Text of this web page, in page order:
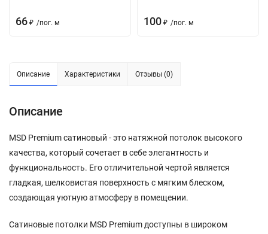
66 ₽ /пог. м 100 ₽ /пог. м
Описание Характеристики Отзывы (0)
Описание
MSD Premiumсатиновый - это натяжной потолок высокого
качества, который сочетает всебеэлегантность и
функциональность. Егоотличительной чертой является
гладкая, шелковистая поверхность с мягкимблеском,
создающая уютнуюатмосферу в помещении.
Сатиновые потолки MSD Premium доступны в широком